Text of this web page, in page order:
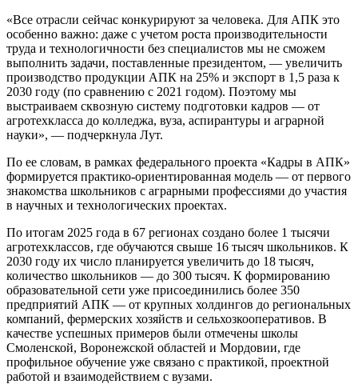
«Все отрасли сейчас конкурируют за человека. Для АПК это
особенно важно: даже с учетом роста производительности
труда и технологичности без специалистов мы не сможем
выполнить задачи, поставленные президентом, — увеличить
производство продукции АПК на 25% и экспорт в 1,5 раза к
2030 году (по сравнению с 2021 годом). Поэтому мы
выстраиваем сквозную систему подготовки кадров — от
агротехкласса до колледжа, вуза, аспирантуры и аграрной
науки», — подчеркнула Лут.
По ее словам, в рамках федерального проекта «Кадры в АПК»
формируется практико-ориентированная модель — от первого
знакомства школьников с аграрными профессиями до участия
в научных и технологических проектах.
По итогам 2025 года в 67 регионах создано более 1 тысячи
агротехклассов, где обучаются свыше 16 тысяч школьников. К
2030 году их число планируется увеличить до 18 тысяч,
количество школьников — до 300 тысяч. К формированию
образовательной сети уже присоединились более 350
предприятий АПК — от крупных холдингов до региональных
компаний, фермерских хозяйств и сельхозкооперативов. В
качестве успешных примеров были отмечены школы
Смоленской, Воронежской областей и Мордовии, где
профильное обучение уже связано с практикой, проектной
работой и взаимодействием с вузами.